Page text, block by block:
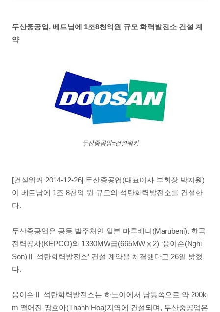
두산중공업, 베트남에 1조8천억원 규모 화력발전소 건설 계
약
두산중공업=건설워커
[건설워커 2014-12-26] 두산중공업(대표이사 부회장 박지원)
이 베트남에 1조 8천억 원 규모의 석탄화력발전소를 건설한
다.
두산중공업은 공동 발주처인 일본 마루베니(Marubeni), 한국
전력공사(KEPCO)와 1330MW급(665MWⅹ2) ‘응이손(Nghi
Son)Ⅱ 석탄화력발전소’ 건설 계약을 체결했다고 26일 밝혔
다.
응이손Ⅱ 석탄화력발전소는 하노이에서 남동쪽으로 약 200k
m 떨어진 땅호아(Thanh Hoa)지역에 건설되며, 두산중공업은